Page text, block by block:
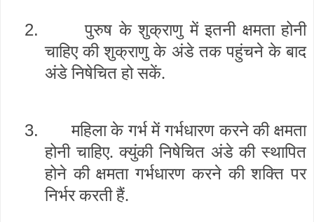
2.
पुरुष के शुक्राणु में इतनी क्षमता होनी
चाहिए की शुक्राणु के अंडे तक पहुंचने के बाद
अंडे निषेचित हो सकें.
3.
महिला के गर्भ में गर्भधारण करने की क्षमता
होनी चाहिए. क्युंकी निषेचित अंडे की स्थापित
होने की क्षमता गर्भधारण करने की शक्ति पर
निर्भर करती हैं.